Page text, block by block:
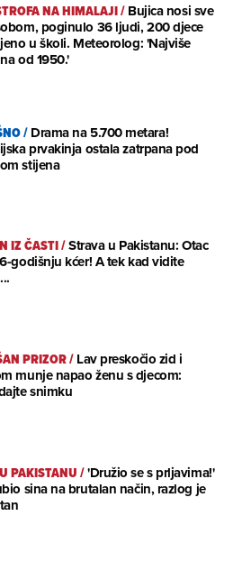
NA HIMALAJI/Bujica nosi sve
poginulo 36 ljudi, 200 djece
u školi. Meteorolog: 'Najviše
od 1950.'
/Drama na 5.700 metara!
prvakinja ostala zatrpana pod
stijena
IZ ČASTI/Strava u Pakistanu: Otac
godišnju kćer! A tek kad vidite
PRIZOR/Lav preskočio zid i
munje napao ženu s djecom:
snimku
PAKISTANU/'Družio se s prljavima!'
sina na brutalan način, razlog je